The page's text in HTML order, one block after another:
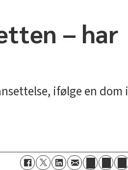
– har
ifølge en dom i